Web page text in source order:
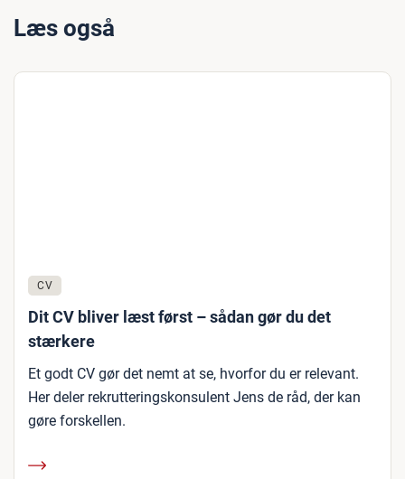
Læs også
CV
Dit CV bliver læst først – sådan gør du det
stærkere
Et godt CV gør det nemt at se, hvorfor du er relevant.
Her deler rekrutteringskonsulent Jens de råd, der kan
gøre forskellen.